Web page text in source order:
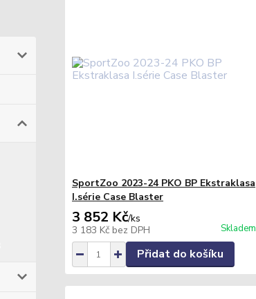
SportZoo 2023-24 PKO BP Ekstraklasa
I.série Case Blaster
3 852 Kč/ks
3 183 Kč bez DPH Skladem
Přidat do košíku